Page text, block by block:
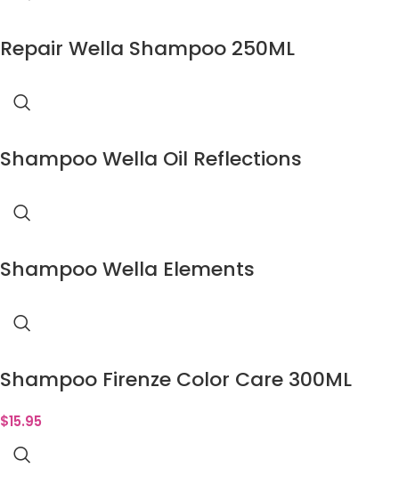
Repair Wella Shampoo 250ML
Shampoo Wella Oil Reflections
Shampoo Wella Elements
Shampoo Firenze Color Care 300ML
$15.95